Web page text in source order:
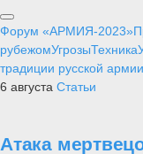
Форум «АРМИЯ-2023»
рубежомУгрозыТехника
традиции русской армии
6 августа Статьи
Атака